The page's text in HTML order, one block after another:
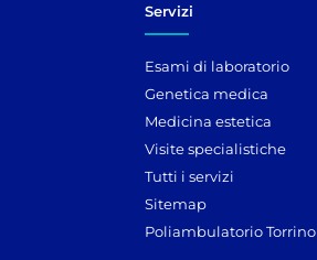
Servizi
Esami di laboratorio
Genetica medica
Medicina estetica
Visite specialistiche
Tutti i servizi
Sitemap
Poliambulatorio Torrino